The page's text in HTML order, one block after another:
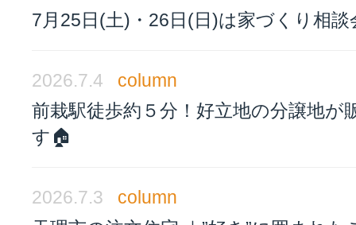
7月25日(土)・26日(日)は家づくり相談
2026.7.4
column
前栽駅徒歩約５分！好立地の分譲地が
す🏠
2026.7.3
column